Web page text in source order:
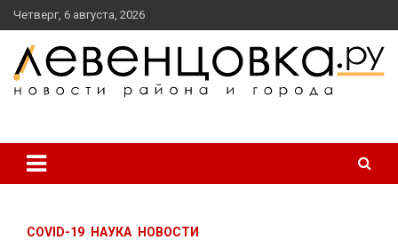
перейти
к
содержанию
Четверг, 6 августа, 2026
COVID-19 НАУКА НОВОСТИ